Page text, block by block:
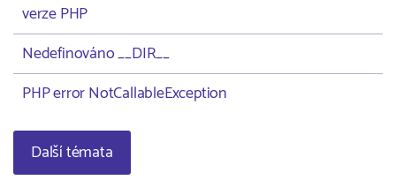
verze PHP
Nedefinováno __DIR__
PHP error NotCallableException
Další témata